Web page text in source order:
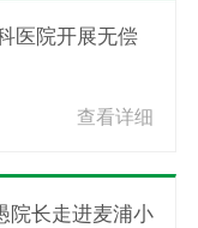
医院开展无偿
查看详细
院长走进麦浦小